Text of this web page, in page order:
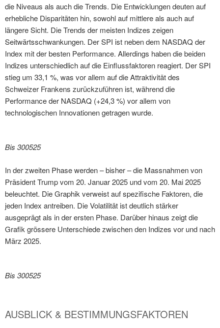
die Niveaus als auch die Trends. Die Entwicklungen deuten auf
erhebliche Disparitäten hin, sowohl auf mittlere als auch auf
längere Sicht. Die Trends der meisten Indizes zeigen
Seitwärtsschwankungen. Der SPI ist neben dem NASDAQ der
Index mit der besten Performance. Allerdings haben die beiden
Indizes unterschiedlich auf die Einflussfaktoren reagiert. Der SPI
stieg um 33,1 %, was vor allem auf die Attraktivität des
Schweizer Frankens zurückzuführen ist, während die
Performance der NASDAQ (+24,3 %) vor allem von
technologischen Innovationen getragen wurde.
Bis 300525
In der zweiten Phase werden – bisher – die Massnahmen von
Präsident Trump vom 20. Januar 2025 und vom 20. Mai 2025
beleuchtet. Die Graphik verweist auf spezifische Faktoren, die
jeden Index antreiben. Die Volatilität ist deutlich stärker
ausgeprägt als in der ersten Phase. Darüber hinaus zeigt die
Grafik grössere Unterschiede zwischen den Indizes vor und nach
März 2025.
Bis 300525
AUSBLICK & BESTIMMUNGSFAKTOREN